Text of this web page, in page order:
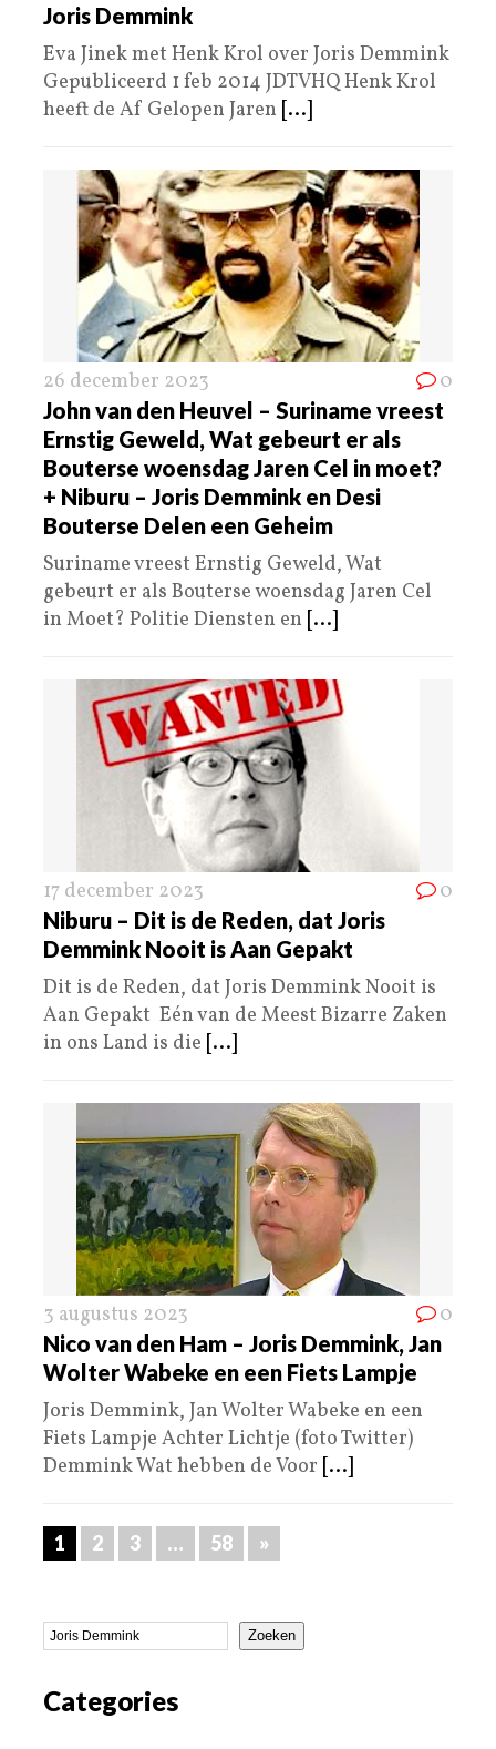
Joris Demmink
Eva Jinek met Henk Krol over Joris Demmink
Gepubliceerd 1 feb 2014 JDTVHQ Henk Krol
heeft de Af Gelopen Jaren [...]
26 december 2023 0
John van den Heuvel – Suriname vreest
Ernstig Geweld, Wat gebeurt er als
Bouterse woensdag Jaren Cel in moet?
+ Niburu – Joris Demmink en Desi
Bouterse Delen een Geheim
Suriname vreest Ernstig Geweld, Wat
gebeurt er als Bouterse woensdag Jaren Cel
in Moet? Politie Diensten en [...]
17 december 2023 0
Niburu – Dit is de Reden, dat Joris
Demmink Nooit is Aan Gepakt
Dit is de Reden, dat Joris Demmink Nooit is
Aan Gepakt Eén van de Meest Bizarre Zaken
in ons Land is die [...]
3 augustus 2023 0
Nico van den Ham – Joris Demmink, Jan
Wolter Wabeke en een Fiets Lampje
Joris Demmink, Jan Wolter Wabeke en een
Fiets Lampje Achter Lichtje (foto Twitter)
Demmink Wat hebben de Voor [...]
1 2 3 … 58 »
Zoeken
Categories